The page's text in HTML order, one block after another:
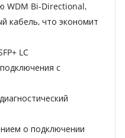
WDM Bi-Directional,
кабель, что экономит
LC
с
о подключении